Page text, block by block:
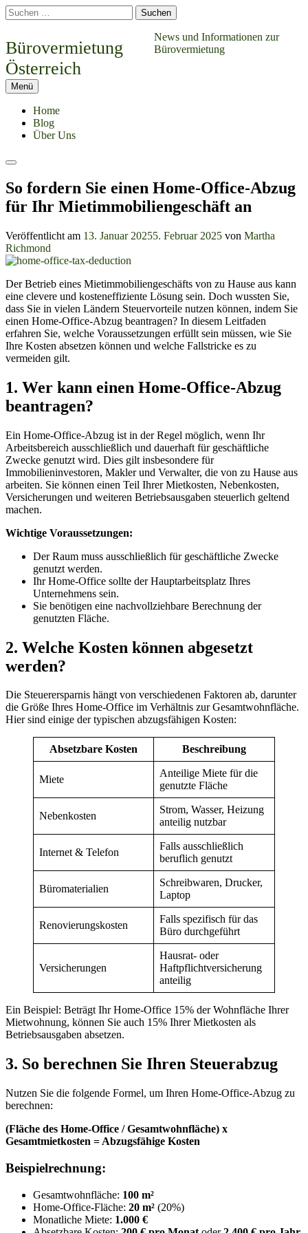
Springe
zum
Suchen
nach:
Bürovermietung
Österreich
News und Informationen zur
Bürovermietung
Menü
Home
Blog
Über Uns
Suchen
So fordern Sie einen Home-Office-Abzug
für Ihr Mietimmobiliengeschäft an
Veröffentlicht am 13. Januar 20255. Februar 2025 von Martha
Richmond
Der Betrieb eines Mietimmobiliengeschäfts von zu Hause aus kann
eine clevere und kosteneffiziente Lösung sein. Doch wussten Sie,
dass Sie in vielen Ländern Steuervorteile nutzen können, indem Sie
einen Home-Office-Abzug beantragen? In diesem Leitfaden
erfahren Sie, welche Voraussetzungen erfüllt sein müssen, wie Sie
Ihre Kosten absetzen können und welche Fallstricke es zu
vermeiden gilt.
1. Wer kann einen Home-Office-Abzug
beantragen?
Ein Home-Office-Abzug ist in der Regel möglich, wenn Ihr
Arbeitsbereich ausschließlich und dauerhaft für geschäftliche
Zwecke genutzt wird. Dies gilt insbesondere für
Immobilieninvestoren, Makler und Verwalter, die von zu Hause aus
arbeiten. Sie können einen Teil Ihrer Mietkosten, Nebenkosten,
Versicherungen und weiteren Betriebsausgaben steuerlich geltend
machen.
Wichtige Voraussetzungen:
Der Raum muss ausschließlich für geschäftliche Zwecke
genutzt werden.
Ihr Home-Office sollte der Hauptarbeitsplatz Ihres
Unternehmens sein.
Sie benötigen eine nachvollziehbare Berechnung der
genutzten Fläche.
2. Welche Kosten können abgesetzt
werden?
Die Steuerersparnis hängt von verschiedenen Faktoren ab, darunter
die Größe Ihres Home-Office im Verhältnis zur Gesamtwohnfläche.
Hier sind einige der typischen abzugsfähigen Kosten:
Absetzbare Kosten Beschreibung
Miete
Anteilige Miete für die
genutzte Fläche
Nebenkosten
Strom, Wasser, Heizung
anteilig nutzbar
Internet & Telefon
Falls ausschließlich
beruflich genutzt
Büromaterialien
Schreibwaren, Drucker,
Laptop
Renovierungskosten
Falls spezifisch für das
Büro durchgeführt
Versicherungen
Hausrat- oder
Haftpflichtversicherung
anteilig
Ein Beispiel: Beträgt Ihr Home-Office 15% der Wohnfläche Ihrer
Mietwohnung, können Sie auch 15% Ihrer Mietkosten als
Betriebsausgaben absetzen.
3. So berechnen Sie Ihren Steuerabzug
Nutzen Sie die folgende Formel, um Ihren Home-Office-Abzug zu
berechnen:
(Fläche des Home-Office / Gesamtwohnfläche) x
Gesamtmietkosten = Abzugsfähige Kosten
Beispielrechnung:
Gesamtwohnfläche: 100 m²
Home-Office-Fläche: 20 m² (20%)
Monatliche Miete: 1.000 €